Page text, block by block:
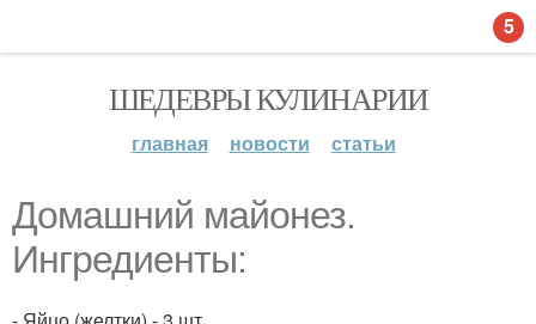
ШЕДЕВРЫ КУЛИНАРИИ
главная новости статьи
Домашний майонез.
Ингредиенты:
5